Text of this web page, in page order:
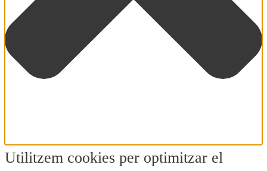
Utilitzem cookies per optimitzar el